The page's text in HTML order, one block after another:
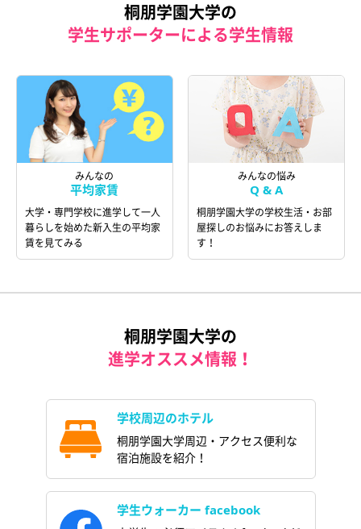
桐朋学園大学の
学生サポーターによる学生情報
みんなの
平均家賃
大学・専門学校に進学して一人
暮らしを始めた新入生の平均家
賃を見てみる
みんなの悩み
Q & A
桐朋学園大学の学校生活・お部
屋探しのお悩みにお答えしま
す！
桐朋学園大学の
進学オススメ情報！
学校周辺のホテル
桐朋学園大学周辺・アクセス便利な
宿泊施設を紹介！
学生ウォーカー facebook